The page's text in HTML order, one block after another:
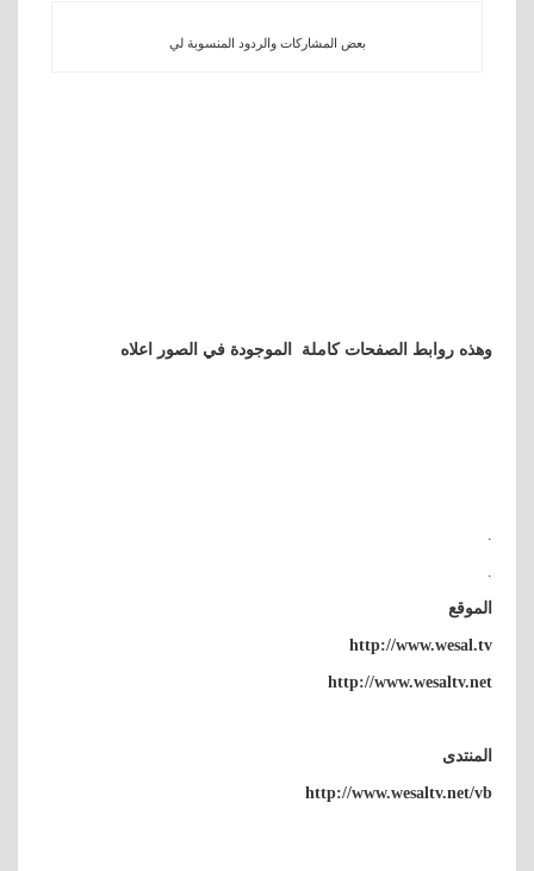
بعض المشاركات والردود المنسوبة لي
وهذه روابط الصفحات كاملة الموجودة في الصور اعلاه
.
.
الموقع
http://www.wesal.tv
http://www.wesaltv.net
المنتدى
http://www.wesaltv.net/vb